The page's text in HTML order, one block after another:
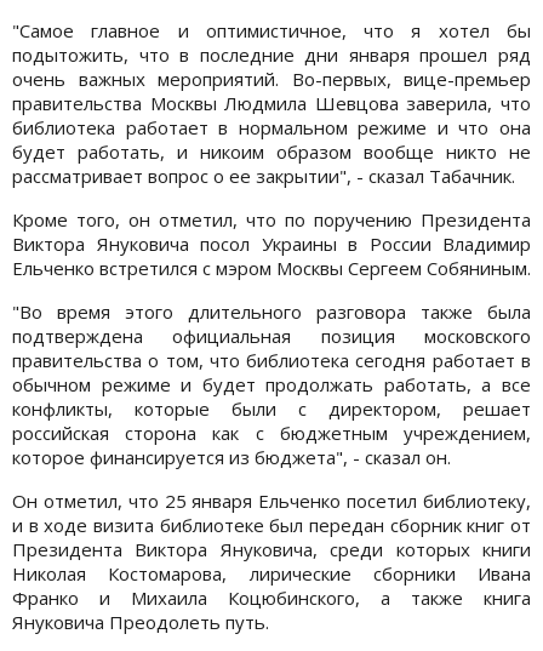
"Самое главное и оптимистичное, что я хотел бы
подытожить, что в последние дни января прошел ряд
очень важных мероприятий. Во-первых, вице-премьер
правительства Москвы Людмила Шевцова заверила, что
библиотека работает в нормальном режиме и что она
будет работать, и никоим образом вообще никто не
рассматривает вопрос о ее закрытии", - сказал Табачник.
Кроме того, он отметил, что по поручению Президента
Виктора Януковича посол Украины в России Владимир
Ельченко встретился с мэром Москвы Сергеем Собяниным.
"Во время этого длительного разговора также была
подтверждена официальная позиция московского
правительства о том, что библиотека сегодня работает в
обычном режиме и будет продолжать работать, а все
конфликты, которые были с директором, решает
российская сторона как с бюджетным учреждением,
которое финансируется из бюджета", - сказал он.
Он отметил, что 25 января Ельченко посетил библиотеку,
и в ходе визита библиотеке был передан сборник книг от
Президента Виктора Януковича, среди которых книги
Николая Костомарова, лирические сборники Ивана
Франко и Михаила Коцюбинского, а также книга
Януковича Преодолеть путь.